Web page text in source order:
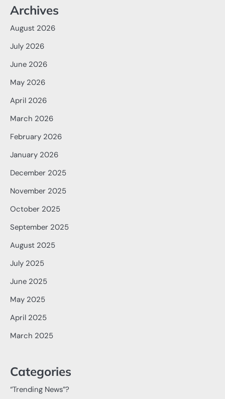
Archives
August 2026
July 2026
June 2026
May 2026
April 2026
March 2026
February 2026
January 2026
December 2025
November 2025
October 2025
September 2025
August 2025
July 2025
June 2025
May 2025
April 2025
March 2025
Categories
“Trending News”?